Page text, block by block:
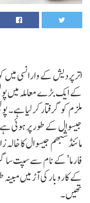
اتر پردیش کے وارانسی
کے ایک بڑے معاملہ
ملزم کو گرفتار کر لیا
جیسوال کے طور پر ہوئی
مائنڈ شبھم جیسوال کا
فارما‘ کے نام سے سپت
کے کاروبار کی آڑ میں
تھیں۔